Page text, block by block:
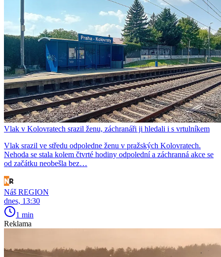
Vlak v Kolovratech srazil ženu, záchranáři ji hledali i s vrtulníkem
Vlak srazil ve středu odpoledne ženu v pražských Kolovratech.
Nehoda se stala kolem čtvrté hodiny odpolední a záchranná akce se
od začátku neobešla bez…
Náš REGION
dnes, 13:30
1 min
Reklama